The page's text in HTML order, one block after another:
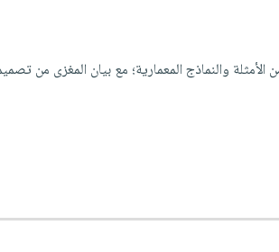
والنماذج المعمارية؛ مع بيان المغزى من